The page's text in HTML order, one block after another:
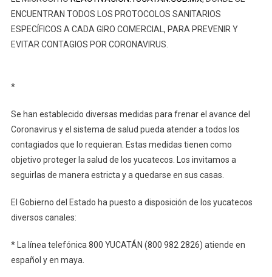
De
Yucatán.
ENCUENTRAN TODOS LOS PROTOCOLOS SANITARIOS
ESPECÍFICOS A CADA GIRO COMERCIAL, PARA PREVENIR Y
EVITAR CONTAGIOS POR CORONAVIRUS.
*
Se han establecido diversas medidas para frenar el avance del
Coronavirus y el sistema de salud pueda atender a todos los
contagiados que lo requieran. Estas medidas tienen como
objetivo proteger la salud de los yucatecos. Los invitamos a
seguirlas de manera estricta y a quedarse en sus casas.
El Gobierno del Estado ha puesto a disposición de los yucatecos
diversos canales:
* La línea telefónica 800 YUCATÁN (800 982 2826) atiende en
español y en maya.